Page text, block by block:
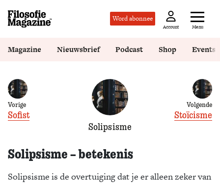
Word abonnee
Account Menu
Magazine Nieuwsbrief Podcast Shop Events
Vorige
Sofist
Solipsisme
Volgende
Stoïcisme
Solipsisme – betekenis
Solipsisme is de overtuiging dat je er alleen zeker van